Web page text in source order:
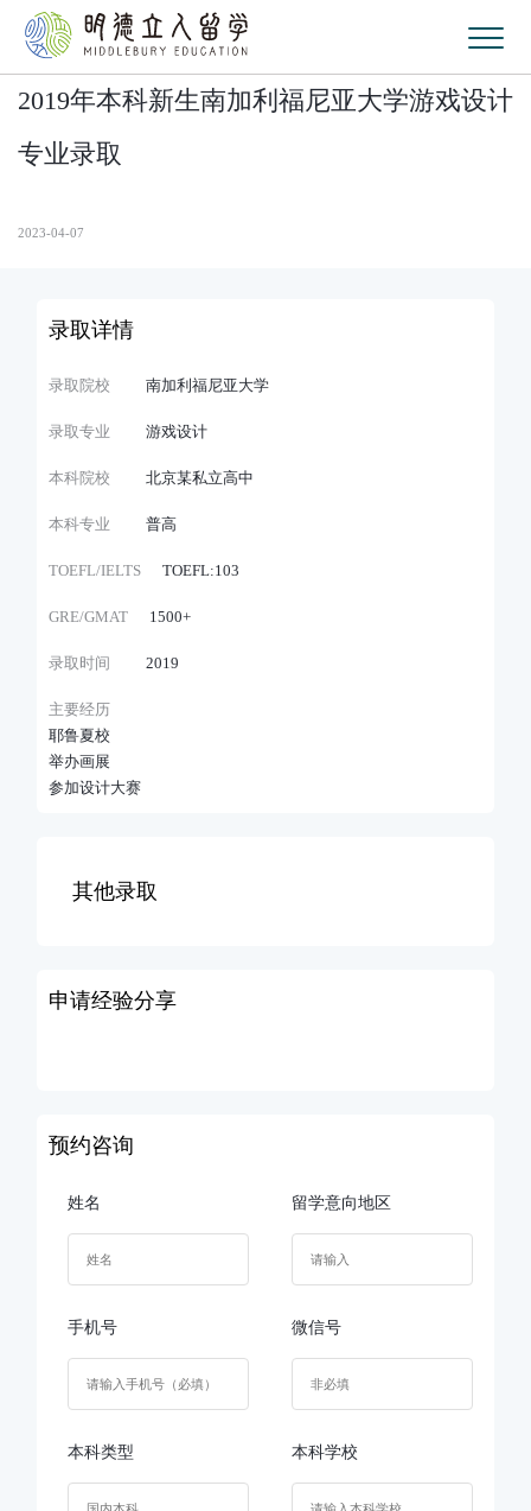
2019年本科新生南加利福尼亚大学游戏设计
专业录取
2023-04-07
录取详情
录取院校 南加利福尼亚大学
录取专业 游戏设计
本科院校 北京某私立高中
本科专业 普高
TOEFL/IELTS TOEFL:103
GRE/GMAT 1500+
录取时间 2019
主要经历
耶鲁夏校
举办画展
参加设计大赛
其他录取
申请经验分享
预约咨询
姓名 留学意向地区
手机号 微信号
本科类型 本科学校